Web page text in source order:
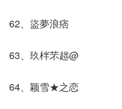
62、盜夢浪痞
63、玖柈芣趉@
64、颖雪★之恋